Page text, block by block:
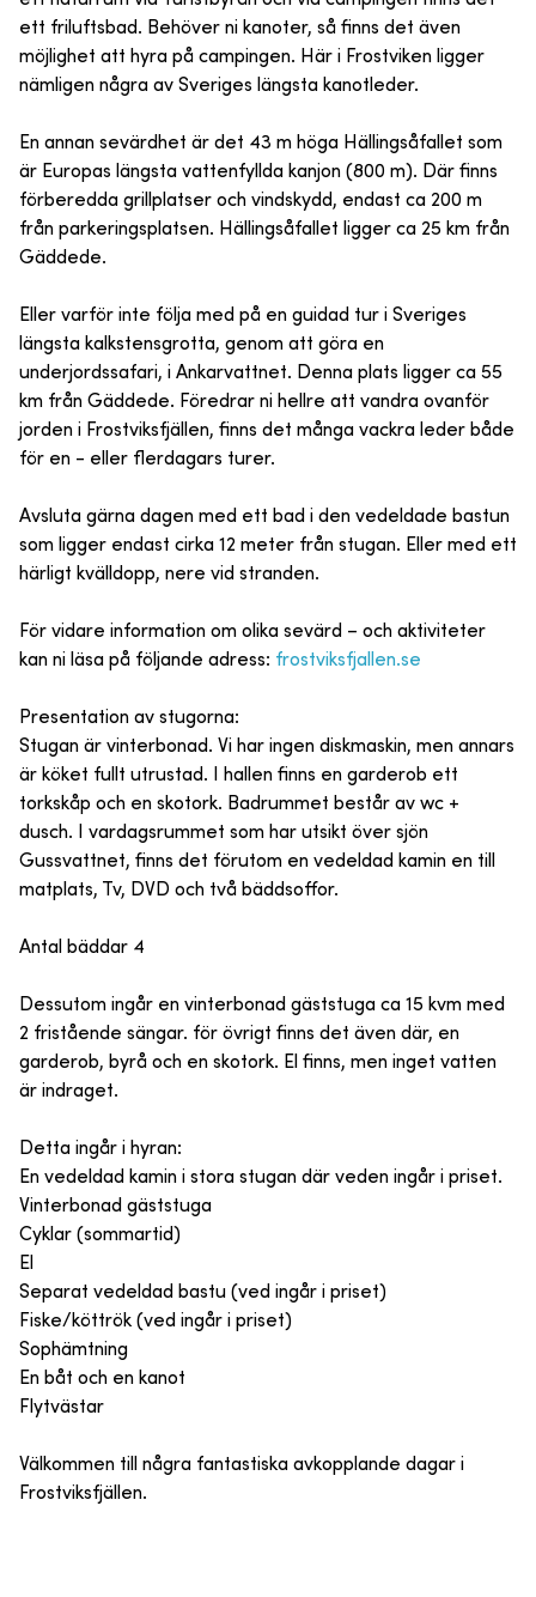
ett friluftsbad. Behöver ni kanoter, så finns det även
möjlighet att hyra på campingen. Här i Frostviken ligger
nämligen några av Sveriges längsta kanotleder.
En annan sevärdhet är det 43 m höga Hällingsåfallet som
är Europas längsta vattenfyllda kanjon (800 m). Där finns
förberedda grillplatser och vindskydd, endast ca 200 m
från parkeringsplatsen. Hällingsåfallet ligger ca 25 km från
Gäddede.
Eller varför inte följa med på en guidad tur i Sveriges
längsta kalkstensgrotta, genom att göra en
underjordssafari, i Ankarvattnet. Denna plats ligger ca 55
km från Gäddede. Föredrar ni hellre att vandra ovanför
jorden i Frostviksfjällen, finns det många vackra leder både
för en - eller flerdagars turer.
Avsluta gärna dagen med ett bad i den vedeldade bastun
som ligger endast cirka 12 meter från stugan. Eller med ett
härligt kvälldopp, nere vid stranden.
För vidare information om olika sevärd – och aktiviteter
kan ni läsa på följande adress: frostviksfjallen.se
Presentation av stugorna:
Stugan är vinterbonad. Vi har ingen diskmaskin, men annars
är köket fullt utrustad. I hallen finns en garderob ett
torkskåp och en skotork. Badrummet består av wc +
dusch. I vardagsrummet som har utsikt över sjön
Gussvattnet, finns det förutom en vedeldad kamin en till
matplats, Tv, DVD och två bäddsoffor.
Antal bäddar 4
Dessutom ingår en vinterbonad gäststuga ca 15 kvm med
2 fristående sängar. för övrigt finns det även där, en
garderob, byrå och en skotork. El finns, men inget vatten
är indraget.
Detta ingår i hyran:
En vedeldad kamin i stora stugan där veden ingår i priset.
Vinterbonad gäststuga
Cyklar (sommartid)
El
Separat vedeldad bastu (ved ingår i priset)
Fiske/köttrök (ved ingår i priset)
Sophämtning
En båt och en kanot
Flytvästar
Välkommen till några fantastiska avkopplande dagar i
Frostviksfjällen.